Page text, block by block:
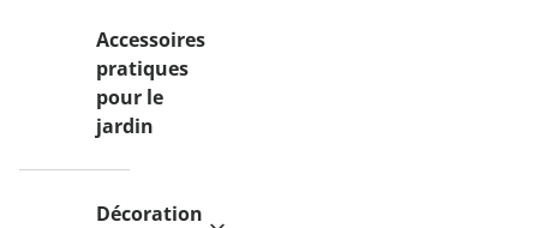
Accessoires
pratiques
pour le
jardin
Décoration